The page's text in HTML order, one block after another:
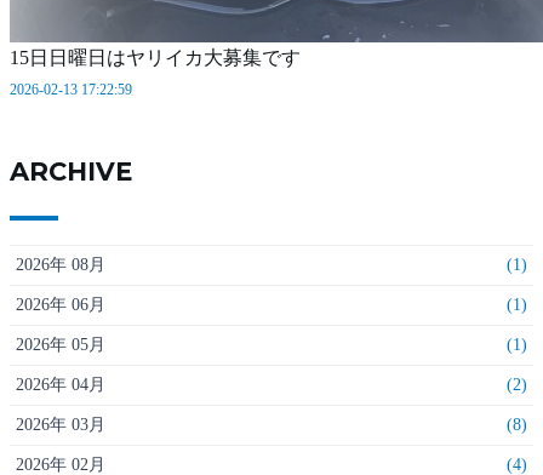
15日日曜日はヤリイカ大募集です
2026-02-13 17:22:59
ARCHIVE
2026年 08月 (1)
2026年 06月 (1)
2026年 05月 (1)
2026年 04月 (2)
2026年 03月 (8)
2026年 02月 (4)